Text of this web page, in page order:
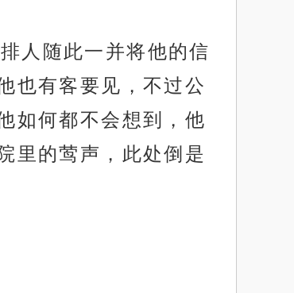
人随此一并将他的信
也有客要见，不过公
如何都不会想到，他
里的莺声，此处倒是